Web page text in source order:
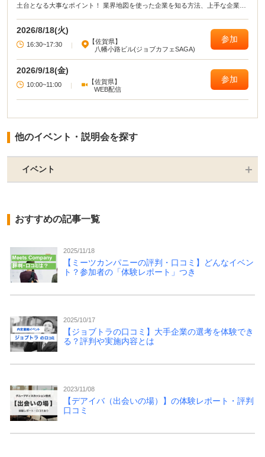
土台となる大事なポイント！ 業界地図を使った企業を知る方法、上手な企業研
2026/8/18(火)
16:30~17:30 |
【佐賀県】
八幡小路ビル(ジョブカフェSAGA)
参加
2026/9/18(金)
10:00~11:00 |
【佐賀県】
WEB配信
参加
他のイベント・説明会を探す
イベント
おすすめの記事一覧
2025/11/18
【ミーツカンパニーの評判・口コミ】どんなイベン
ト？参加者の「体験レポート」つき
2025/10/17
【ジョブトラの口コミ】大手企業の選考を体験でき
る？評判や実施内容とは
2023/11/08
【デアイバ（出会いの場）】の体験レポート・評判
口コミ